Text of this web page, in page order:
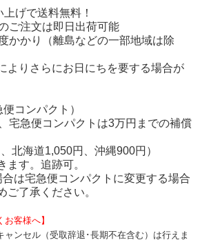
げで送料無料！
ご注文は即日出荷可能
かかり（離島などの一部地域は除
よりさらにお日にちを要する場合が
コンパクト）
宅急便コンパクトは3万円までの補償
北海道1,050円、沖縄900円）
ます。追跡可。
は宅急便コンパクトに変更する場合
ご了承ください。
お客様へ】
ンセル（受取辞退･長期不在含む）は行えま